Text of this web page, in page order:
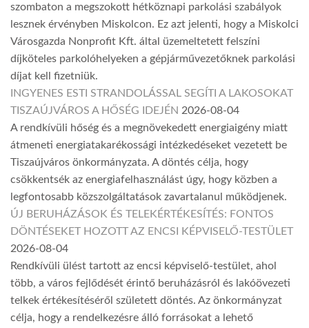
szombaton a megszokott hétköznapi parkolási szabályok
lesznek érvényben Miskolcon. Ez azt jelenti, hogy a Miskolci
Városgazda Nonprofit Kft. által üzemeltetett felszíni
díjköteles parkolóhelyeken a gépjárművezetőknek parkolási
díjat kell fizetniük.
INGYENES ESTI STRANDOLÁSSAL SEGÍTI A LAKOSOKAT
TISZAÚJVÁROS A HŐSÉG IDEJÉN 2026-08-04
A rendkívüli hőség és a megnövekedett energiaigény miatt
átmeneti energiatakarékossági intézkedéseket vezetett be
Tiszaújváros önkormányzata. A döntés célja, hogy
csökkentsék az energiafelhasználást úgy, hogy közben a
legfontosabb közszolgáltatások zavartalanul működjenek.
ÚJ BERUHÁZÁSOK ÉS TELEKÉRTÉKESÍTÉS: FONTOS
DÖNTÉSEKET HOZOTT AZ ENCSI KÉPVISELŐ-TESTÜLET
2026-08-04
Rendkívüli ülést tartott az encsi képviselő-testület, ahol
több, a város fejlődését érintő beruházásról és lakóövezeti
telkek értékesítéséről született döntés. Az önkormányzat
célja, hogy a rendelkezésre álló forrásokat a lehető